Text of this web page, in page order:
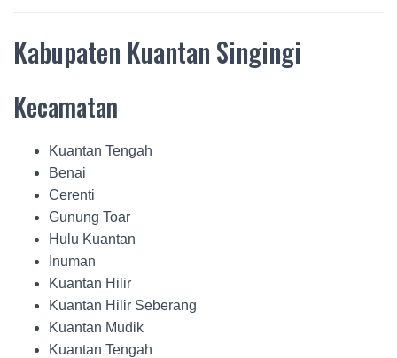
Kabupaten Kuantan Singingi
Kecamatan
Kuantan Tengah
Benai
Cerenti
Gunung Toar
Hulu Kuantan
Inuman
Kuantan Hilir
Kuantan Hilir Seberang
Kuantan Mudik
Kuantan Tengah